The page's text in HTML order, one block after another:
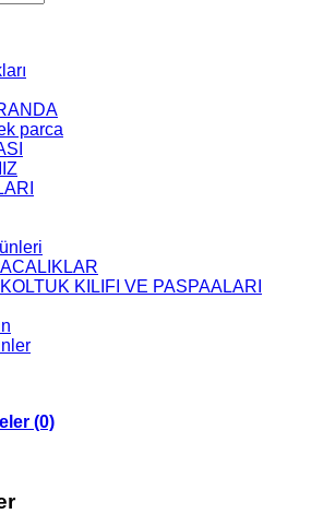
parca
KILIFI VE PASPAALARI
(0)